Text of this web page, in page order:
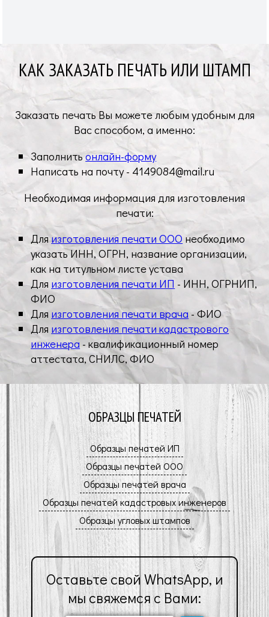
КАК ЗАКАЗАТЬ ПЕЧАТЬ ИЛИ ШТАМП
Заказать печать Вы можете любым удобным для
Вас способом, а именно:
Заполнитьонлайн-форму
Написать на почту - 4149084@mail.ru
Необходимая информация для изготовления
печати:
Дляизготовления печати ООО необходимо
указать ИНН, ОГРН, название организации,
как на титульном листе устава
Для изготовления печати ИП - ИНН, ОГРНИП,
ФИО
Для изготовления печати врача - ФИО
Для изготовления печати кадастрового
инженера - квалификационный номер
аттестата, СНИЛС, ФИО
ОБРАЗЦЫ ПЕЧАТЕЙ
Оставьте свой WhatsApp, и
мы свяжемся с Вами: